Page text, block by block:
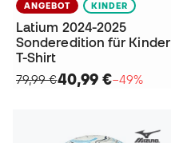
ANGEBOT KINDER
Latium 2024-2025
Sonderedition für Kinder
T-Shirt
79,99 €40,99 €−49%